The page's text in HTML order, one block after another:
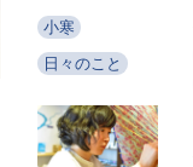
小寒
日々のこと